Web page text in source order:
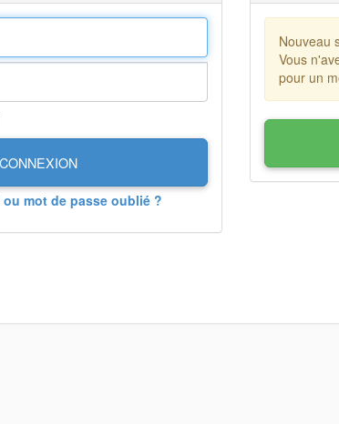
CONNEXION
mot de passe oublié ?
Nouveau
Vous
pour un